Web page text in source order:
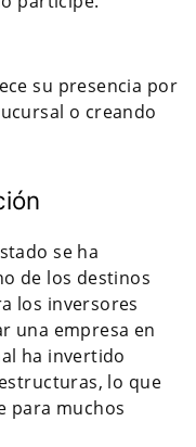
su presencia por
o creando
se ha
de los destinos
los inversores
una empresa en
ha invertido
lo que
para muchos